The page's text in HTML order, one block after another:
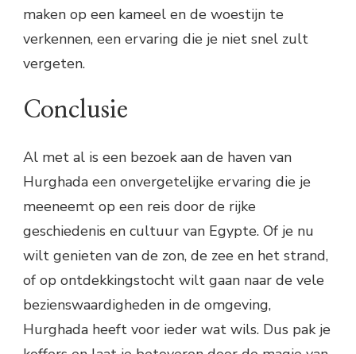
maken op een kameel en de woestijn te
verkennen, een ervaring die je niet snel zult
vergeten.
Conclusie
Al met al is een bezoek aan de haven van
Hurghada een onvergetelijke ervaring die je
meeneemt op een reis door de rijke
geschiedenis en cultuur van Egypte. Of je nu
wilt genieten van de zon, de zee en het strand,
of op ontdekkingstocht wilt gaan naar de vele
bezienswaardigheden in de omgeving,
Hurghada heeft voor ieder wat wils. Dus pak je